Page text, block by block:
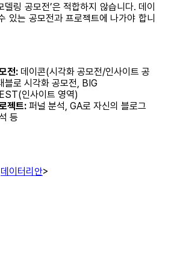
델링 공모전’은 적합하지 않습니다. 데이
있는 공모전과 프로젝트에 나가야 합니
전: 데이콘(시각화 공모전/인사이트 공
블로 시각화 공모전, BIG
인사이트 영역)
젝트: 퍼널 분석, GA로 자신의 블로그
등
데이터리안>